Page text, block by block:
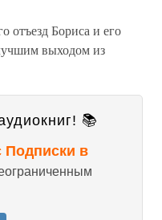
отъезд Бориса и его
выходом из
📚
Подписки в